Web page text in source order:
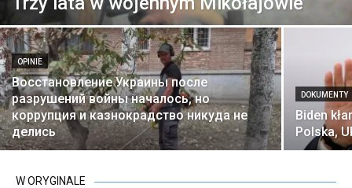
OPINIE
Восстановление Украины после
разрушений войны началось, но
коррупция и казнокрадство никуда не
делись
DOKUMENTY
Biden
Polska,
W ORYGINALE